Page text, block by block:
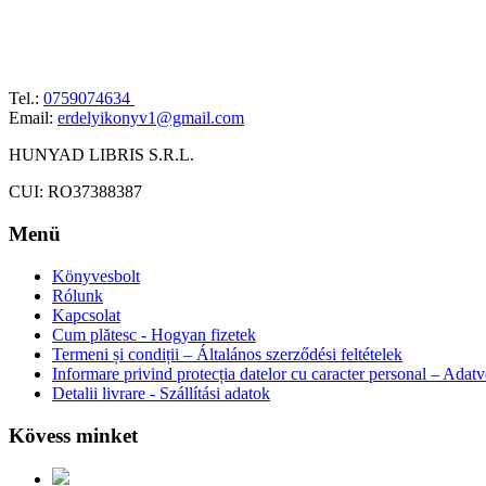
Tel.: 0759074634
Email: erdelyikonyv1@gmail.com
HUNYAD LIBRIS S.R.L.
CUI: RO37388387
Menü
Könyvesbolt
Rólunk
Kapcsolat
Cum plătesc - Hogyan fizetek
Termeni și condiții – Általános szerződési feltételek
Informare privind protecția datelor cu caracter personal –
Detalii livrare - Szállítási adatok
Kövess minket